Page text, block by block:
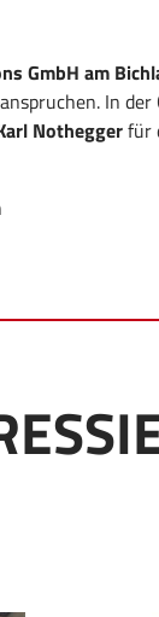
GmbH am
In
Notheggerfür